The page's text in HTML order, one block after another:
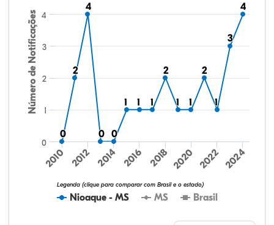
Número de Notificações
0
0
2
2
4
4
0
0 0
0
11 11 11
2
2
11 11
2
2
1
1
3
3
4
4
Nioaque - MS MS Brasil
Legenda (clique para comparar com Brasil e o estado)
2010 2012 2014 2016 2018 2020 2022 2024
0
1
2
3
4